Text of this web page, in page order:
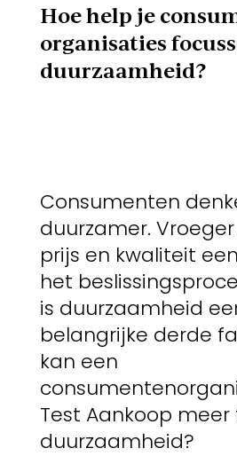
Hoe help je
organisaties
duurzaamheid?
Consumenten
duurzamer.
prijs en kwaliteit
het
is duurzaamheid
belangrijke derde
kan een
Test Aankoop
duurzaamheid?